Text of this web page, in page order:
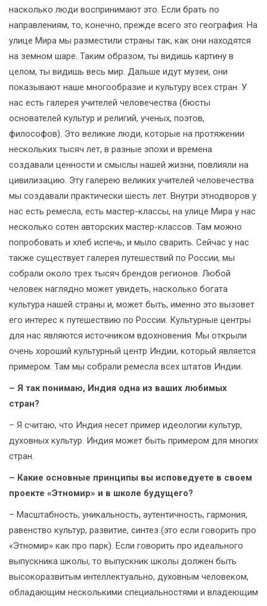
насколько люди воспринимают это. Если брать по
направлениям, то, конечно, прежде всего это география. На
улице Мира мы разместили страны так, как они находятся
на земном шаре. Таким образом, ты видишь картину в
целом, ты видишь весь мир. Дальше идут музеи, они
показывают наше многообразие и культуру всех стран. У
нас есть галерея учителей человечества (бюсты
основателей культур и религий, ученых, поэтов,
философов). Это великие люди, которые на протяжении
нескольких тысяч лет, в разные эпохи и времена
создавали ценности и смыслы нашей жизни, повлияли на
цивилизацию. Эту галерею великих учителей человечества
мы создавали практически шесть лет. Внутри этнодворов у
нас есть ремесла, есть мастер-классы, на улице Мира у нас
несколько сотен авторских мастер-классов. Там можно
попробовать и хлеб испечь, и мыло сварить. Сейчас у нас
также существует галерея путешествий по России, мы
собрали около трех тысяч брендов регионов. Любой
человек наглядно может увидеть, насколько богата
культура нашей страны и, может быть, именно это вызовет
его интерес к путешествию по России. Культурные центры
для нас являются источником вдохновения. Мы открыли
очень хороший культурный центр Индии, который является
примером. Там мы собрали ремесла всех штатов Индии.
– Я так понимаю, Индия одна из ваших любимых
стран?
– Я считаю, что Индия несет пример идеологии культур,
духовных культур. Индия может быть примером для многих
стран.
– Какие основные принципы вы исповедуете в своем
проекте «Этномир» и в школе будущего?
– Масштабность, уникальность, аутентичность, гармония,
равенство культур, развитие, синтез (это если говорить про
«Этномир» как про парк). Если говорить про идеального
выпускника школы, то выпускник школы должен быть
высокоразвитым интеллектуально, духовным человеком,
обладающим несколькими специальностями и владеющим